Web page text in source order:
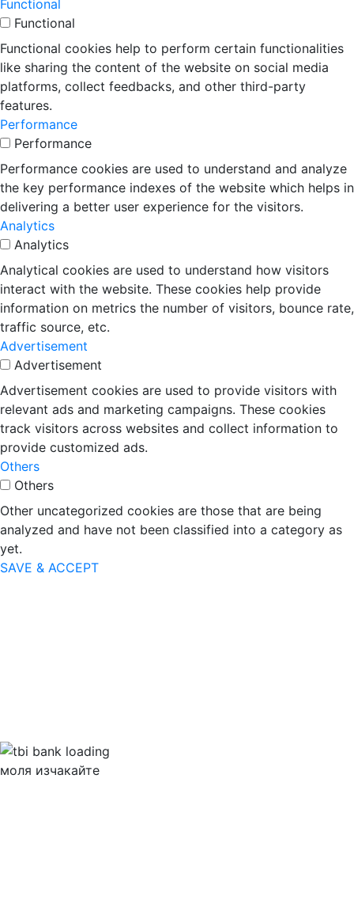
Functional
Functional
Functional cookies help to perform certain functionalities
like sharing the content of the website on social media
platforms, collect feedbacks, and other third-party
features.
Performance
Performance
Performance cookies are used to understand and analyze
the key performance indexes of the website which helps in
delivering a better user experience for the visitors.
Analytics
Analytics
Analytical cookies are used to understand how visitors
interact with the website. These cookies help provide
information on metrics the number of visitors, bounce rate,
traffic source, etc.
Advertisement
Advertisement
Advertisement cookies are used to provide visitors with
relevant ads and marketing campaigns. These cookies
track visitors across websites and collect information to
provide customized ads.
Others
Others
Other uncategorized cookies are those that are being
analyzed and have not been classified into a category as
yet.
SAVE & ACCEPT
моля изчакайте